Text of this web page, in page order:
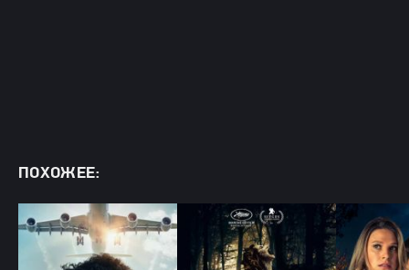
ПОХОЖЕЕ: